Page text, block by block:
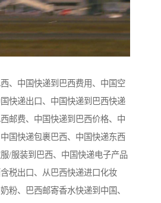
、中国快递到巴西费用、中国空
快递出口、中国快递到巴西快递
邮费、中国快递到巴西价格、中
国快递包裹巴西、中国快递东西
/服装到巴西、中国快递电子产品
税出口、从巴西快递进口化妆
粉、巴西邮寄香水快递到中国、